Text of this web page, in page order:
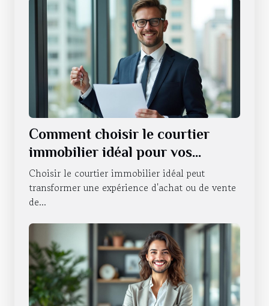
Comment choisir le courtier
immobilier idéal pour vos
besoins ?
Choisir le courtier immobilier idéal peut
transformer une expérience d'achat ou de vente
de...